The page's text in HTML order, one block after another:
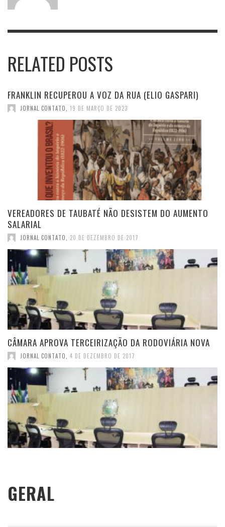
RELATED POSTS
FRANKLIN RECUPEROU A VOZ DA RUA (ELIO GASPARI)
JORNAL CONTATO 19 DE MARÇO DE 2023
VEREADORES DE TAUBATÉ NÃO DESISTEM DO AUMENTO
SALARIAL
JORNAL CONTATO 20 DE DEZEMBRO DE 2017
CÂMARA APROVA TERCEIRIZAÇÃO DA RODOVIÁRIA NOVA
JORNAL CONTATO 4 DE DEZEMBRO DE 2017
GERAL